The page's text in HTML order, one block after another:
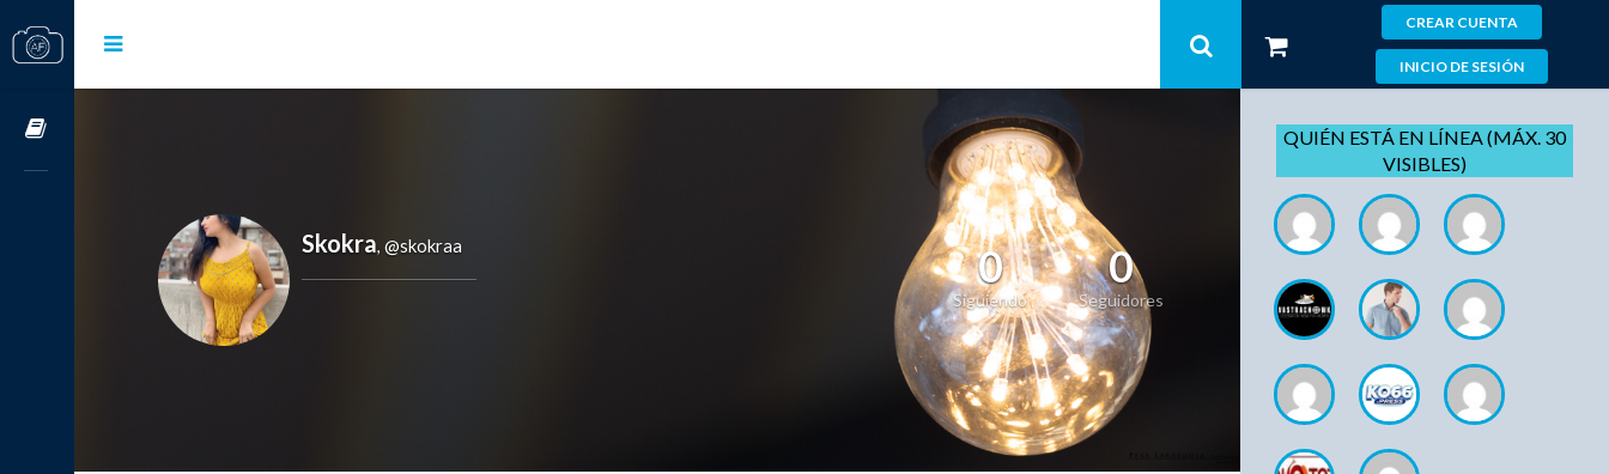
CREAR CUENTA
INICIO DE SESIÓN
Skokra, @skokraa 0
Siguiendo
0
Seguidores
QUIÉN ESTÁ EN LÍNEA (MÁX. 30
VISIBLES)